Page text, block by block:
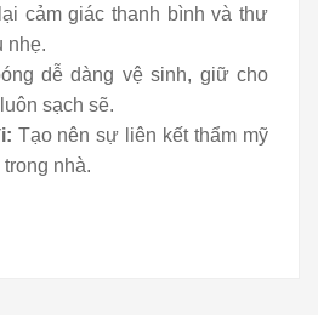
cảm giác thanh bình và thư
nhẹ.
dễ dàng vệ sinh, giữ cho
sạch sẽ.
Tạo nên sự liên kết thẩm mỹ
nhà.